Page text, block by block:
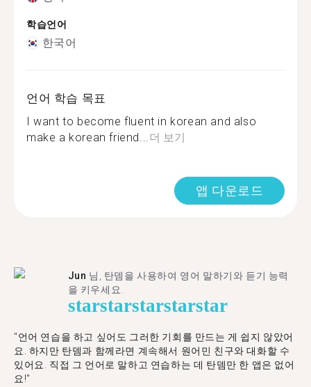
학습언어
한국어
언어 학습 목표
I want to become fluent in korean and also
make a korean friend...더 보기
앱 다운로드
Jun 님, 탄뎀을 사용하여 영어 말하기와 듣기 능력
을 키우세요.
starstarstarstarstar
"언어 연습을 하고 싶어도 그러한 기회를 만드는 게 쉽지 않았어
요. 하지만 탄뎀과 함께라면 계속해서 원어민 친구와 대화할 수
있어요. 직접 그 언어로 말하고 연습하는 데 탄뎀만 한 앱은 없어
요!"